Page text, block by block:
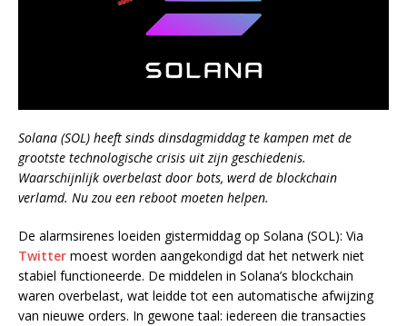
Solana (SOL) heeft sinds dinsdagmiddag te kampen met de
grootste technologische crisis uit zijn geschiedenis.
Waarschijnlijk overbelast door bots, werd de blockchain
verlamd. Nu zou een reboot moeten helpen.
De alarmsirenes loeiden gistermiddag op Solana (SOL): Via
Twitter moest worden aangekondigd dat het netwerk niet
stabiel functioneerde. De middelen in Solana’s blockchain
waren overbelast, wat leidde tot een automatische afwijzing
van nieuwe orders. In gewone taal: iedereen die transacties